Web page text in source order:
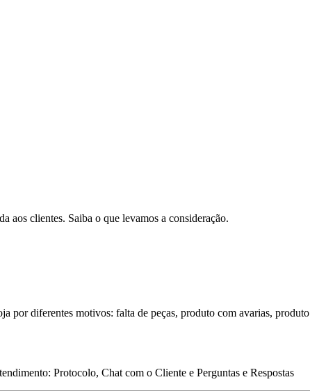
aos clientes. Saiba o que levamos a consideração.
por diferentes motivos: falta de peças, produto com avarias, produto
Protocolo, Chat com o Cliente e Perguntas e Respostas